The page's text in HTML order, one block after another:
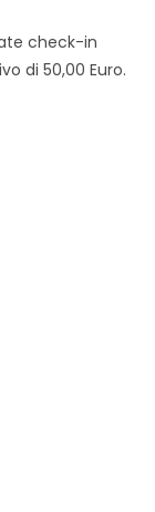
check-in
di 50,00 Euro.